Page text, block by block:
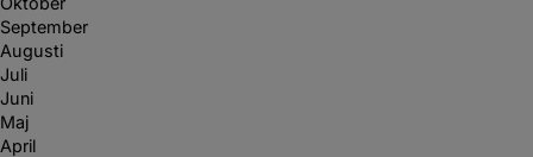
September
Augusti
Juli
Juni
Maj
April